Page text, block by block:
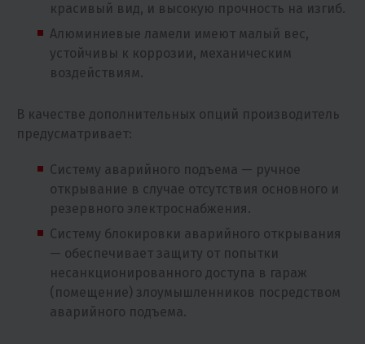
красивый вид, и высокую прочность на изгиб.
Алюминиевые ламели имеют малый вес,
устойчивы к коррозии, механическим
воздействиям.
В качестве дополнительных опций производитель
предусматривает:
Систему аварийного подъема — ручное
открывание в случае отсутствия основного и
резервного электроснабжения.
Систему блокировки аварийного открывания
— обеспечивает защиту от попытки
несанкционированного доступа в гараж
(помещение) злоумышленников посредством
аварийного подъема.